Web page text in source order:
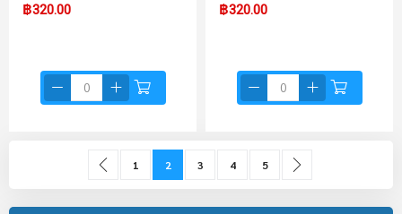
฿320.00 ฿320.00
Page
Page
Previous
Page
1 You're currently reading page
2 Page
3 Page
4 Page
5